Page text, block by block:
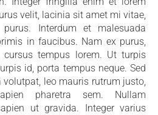
velit, lacinia sit amet mi vitae,
purus. Interdum et malesuada
in faucibus. Nam ex purus,
tempus lorem. Ut turpis
id, porta tempus neque. Sed
leo mauris rutrum justo,
pharetra sem. Nullam
ut gravida. Integer varius